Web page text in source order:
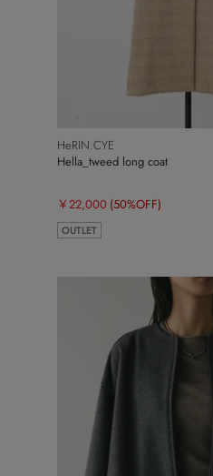
HeRIN.CYE
Hella_tweed long coat
￥22,000 (50%OFF)
OUTLET